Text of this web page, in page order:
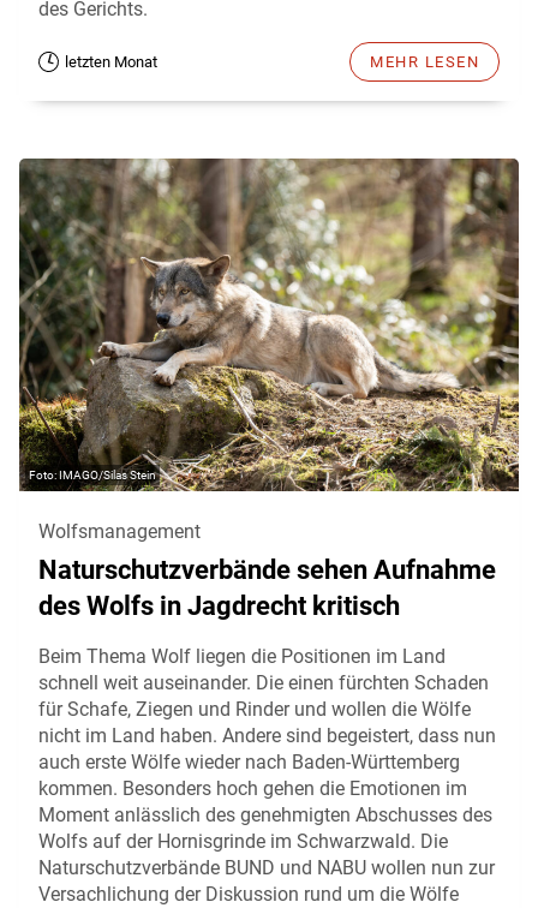
des Gerichts.
letzten Monat MEHR LESEN
IMAGO/Silas Stein
Wolfsmanagement
Naturschutzverbände sehen Aufnahme
des Wolfs in Jagdrecht kritisch
Beim Thema Wolf liegen die Positionen im Land
schnell weit auseinander. Die einen fürchten Schaden
für Schafe, Ziegen und Rinder und wollen die Wölfe
nicht im Land haben. Andere sind begeistert, dass nun
auch erste Wölfe wieder nach Baden-Württemberg
kommen. Besonders hoch gehen die Emotionen im
Moment anlässlich des genehmigten Abschusses des
Wolfs auf der Hornisgrinde im Schwarzwald. Die
Naturschutzverbände BUND und NABU wollen nun zur
Versachlichung der Diskussion rund um die Wölfe